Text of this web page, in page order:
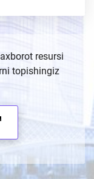
axborot resursi
topishingiz